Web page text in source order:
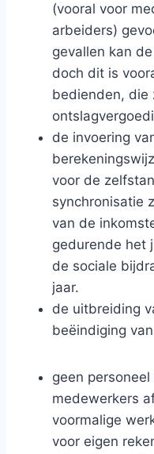
(vooral voor
arbeiders)
gevallen kan
doch dit is
bedienden, die
de invoering
voor de
synchronisatie
van de
gedurende het
de sociale
jaar.
de uitbreiding
beëindiging
geen
medewerkers
voormalige
voor eigen